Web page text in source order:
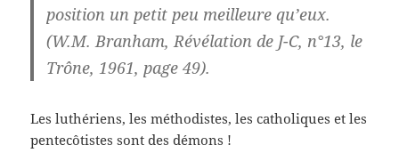
position un petit peu meilleure qu’eux.
(W.M. Branham, Révélation de J-C, n°13, le
Trône, 1961, page 49).
Les luthériens, les méthodistes, les catholiques et les
pentecôtistes sont des démons !